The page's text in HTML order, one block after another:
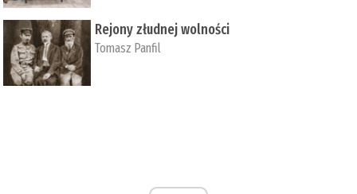
Rejony złudnej wolności
Tomasz Panfil